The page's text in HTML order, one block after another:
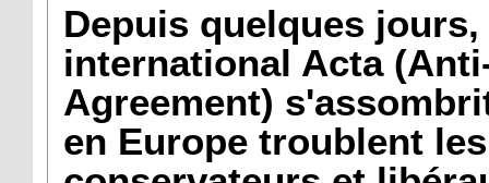
Depuis quelques
international Acta
Agreement)
en Europe troublent